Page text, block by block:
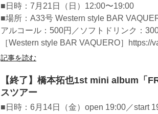
■日時：7月21日（日）12:00〜19:00
■場所：A33号 Western style BAR
アルコール：500円／ソフトドリンク：
［Western style BAR VAQUERO］https://
記事を読む
【終了】橋本拓也1st mini album「
スツアー
■日時：6月14日（金）open 19:00／start